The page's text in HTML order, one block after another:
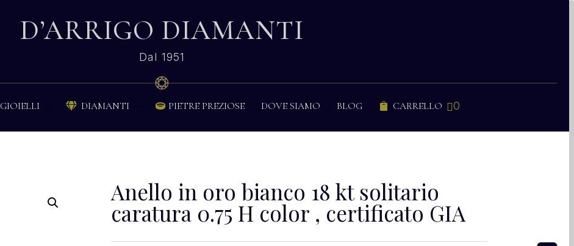
D’ARRIGO DIAMANTI
Dal 1951
GIOIELLI  DIAMANTI  PIETRE PREZIOSE DOVE SIAMO BLOG  CARRELLO 0
Anello in oro bianco 18 kt solitario
caratura 0.75 H color , certificato GIA